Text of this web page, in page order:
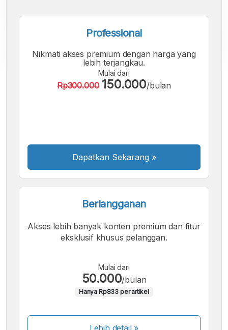
Font
A
Font
A
Font
Professional
Nikmati akses premium dengan harga yang
lebih terjangkau.
Mulai dari
Rp300.000 150.000/bulan
Dapatkan Sekarang »
Berlangganan
Akses lebih banyak konten premium dan fitur
eksklusif khusus pelanggan.
Mulai dari
50.000/bulan
Hanya Rp833 per artikel